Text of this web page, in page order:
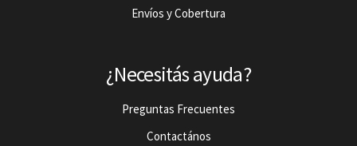
Envíos y Cobertura
¿Necesitás ayuda?
Preguntas Frecuentes
Contactános